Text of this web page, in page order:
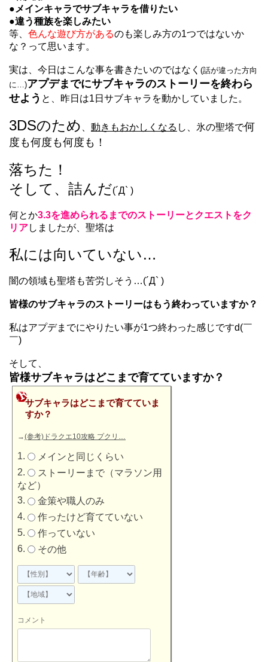
●メインキャラでサブキャラを借りたい
●違う種族を楽しみたい
等、 色んな遊び方があるのも楽しみ方の1つではないか
な？って思います。
実は、今日はこんな事を書きたいのではなく (話が違った方向
に…)アプデまでにサブキャラのストーリーを終わら
せよう と、昨日は1日サブキャラを動かしていました。
3DSのため 動きもおかしくなる し、氷の聖塔で何
度も何度も何度も！
落ちた！
そして、詰んだ(´Д` )
何とか3.3を進められるまでのストーリーとクエストをク
リアしましたが、聖塔は
私には向いていない…
闇の領域も聖塔も苦労しそう…(´Д` )
皆様のサブキャラのストーリーはもう終わっていますか？
私はアプデまでにやりたい事が1つ終わった感じですd(￣
￣)
そして、
皆様サブキャラはどこまで育てていますか？
サブキャラはどこまで育てていま
すか？
→(参考)ドラクエ10攻略 プクリ…
メインと同じくらい
ストーリーまで（マラソン用
など）
金策や職人のみ
作ったけど育てていない
作っていない
その他
コメント